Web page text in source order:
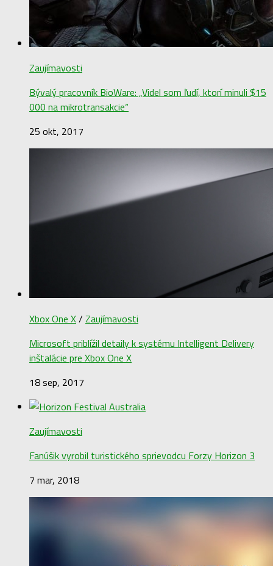
Zaujímavosti
Bývalý pracovník BioWare: „Videl som ľudí, ktorí minuli $15
000 na mikrotransakcie“
25 okt, 2017
Xbox One X/ Zaujímavosti
Microsoft priblížil detaily k systému Intelligent Delivery
inštalácie pre Xbox One X
18 sep, 2017
Zaujímavosti
Fanúšik vyrobil turistického sprievodcu Forzy Horizon 3
7 mar, 2018